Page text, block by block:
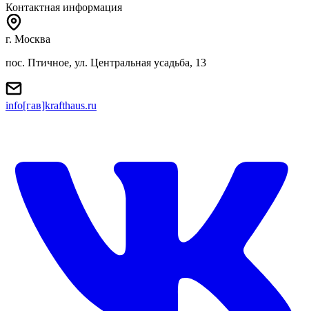
Контактная информация
г. Москва
пос. Птичное, ул. Центральная усадьба, 13
info[гав]krafthaus.ru